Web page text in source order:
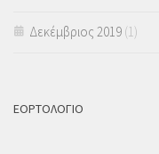
Δεκέμβριος 2019 (1)
ΕΟΡΤΟΛΟΓΙΟ